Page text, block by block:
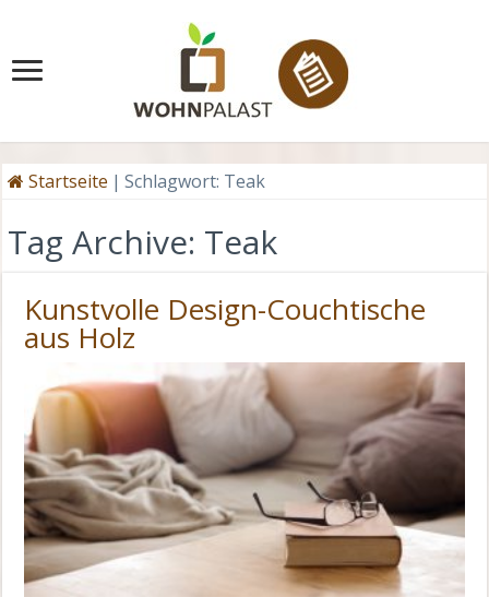
Startseite | Schlagwort: Teak
Tag Archive: Teak
Kunstvolle Design-Couchtische
aus Holz